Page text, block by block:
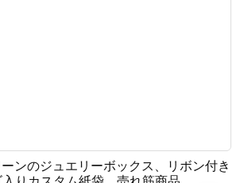
ンのジュエリーボックス、リボン付き